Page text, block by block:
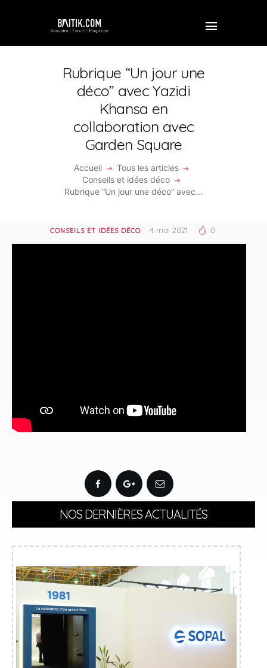
Rubrique “Un jour une
déco” avec Yazidi
Khansa en
collaboration avec
Garden Square
Accueil
Tous les articles
Conseils et idées déco
Rubrique “Un jour une déco” avec...
PROFESSIONNEL
VIDÉOS
REJOINDRE BAITIK
CONSEILS ET IDÉES DÉCO 4 mai 2021 0
NOS DERNIÈRES ACTUALITÉS